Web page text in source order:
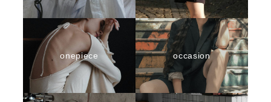
onepiece occasion